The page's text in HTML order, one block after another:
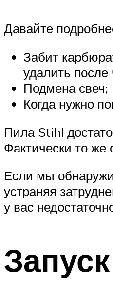
Давайте
Забит
удалить после
Подмена свеч;
Когда нужно
Пила Stihl
Фактически то
Если мы
устраняя
у вас